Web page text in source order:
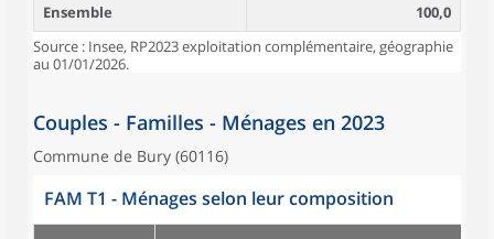
Ensemble
100,0
Source : Insee, RP2023 exploitation complémentaire, géographie
au 01/01/2026.
Couples - Familles - Ménages en 2023
Commune de Bury (60116)
FAM T1 - Ménages selon leur composition